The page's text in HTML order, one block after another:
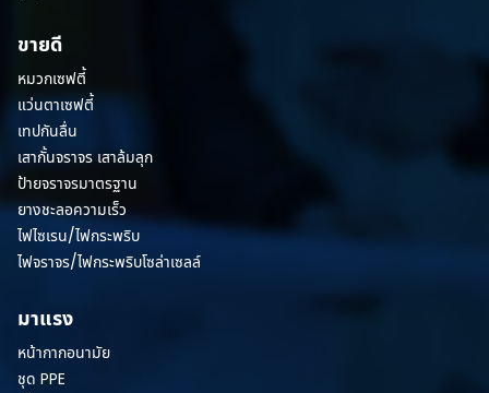
ขายดี
หมวกเซฟตี้
แว่นตาเซฟตี้
เทปกันลื่น
เสากั้นจราจร เสาล้มลุก
ป้ายจราจรมาตรฐาน
ยางชะลอความเร็ว
ไฟไซเรน/ไฟกระพริบ
ไฟจราจร/ไฟกระพริบโซล่าเซลล์
มาแรง
หน้ากากอนามัย
ชุด PPE